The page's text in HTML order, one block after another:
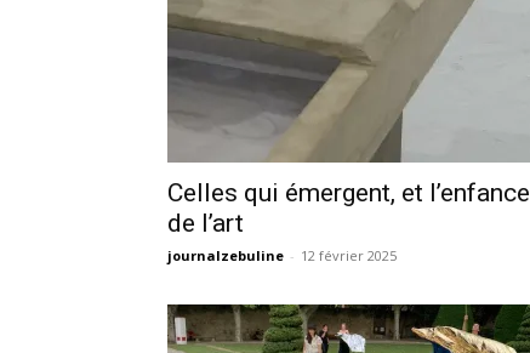
Celles qui émergent, et l’enfance
de l’art
journalzebuline - 12 février 2025